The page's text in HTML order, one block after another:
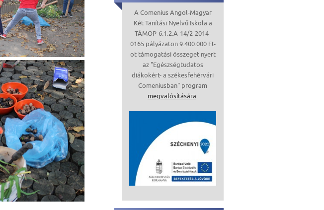
A Comenius Angol-Magyar
Két Tanítási Nyelvű Iskola a
TÁMOP-6.1.2.A-14/2-2014-
0165 pályázaton 9.400.000 Ft-
ot támogatási összeget nyert
az "Egészségtudatos
diákokért- a székesfehérvári
Comeniusban" program
megvalósítására